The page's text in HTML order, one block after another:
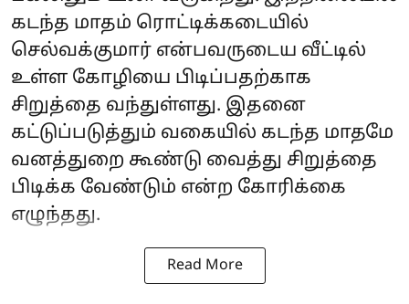
கடந்த மாதம் ரொட்டிக்கடையில்
செல்வக்குமார் என்பவருடைய வீட்டில்
உள்ள கோழியை பிடிப்பதற்காக
சிறுத்தை வந்துள்ளது. இதனை
கட்டுப்படுத்தும் வகையில் கடந்த மாதமே
வனத்துறை கூண்டு வைத்து சிறுத்தை
பிடிக்க வேண்டும் என்ற கோரிக்கை
எழுந்தது.
Read More